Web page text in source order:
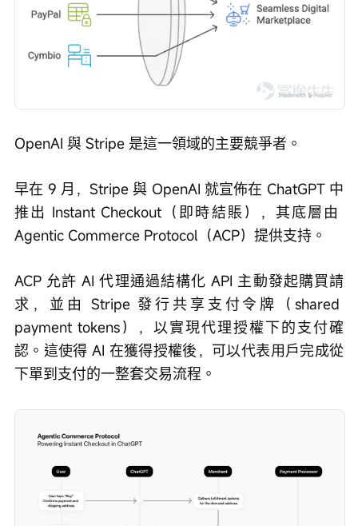
OpenAI 與 Stripe 是這一領域的主要競爭者。
早在 9 月，Stripe 與 OpenAI 就宣佈在 ChatGPT 中
推出 Instant Checkout（即時結賬），其底層由
Agentic Commerce Protocol（ACP）提供支持。
ACP 允許 AI 代理通過結構化 API 主動發起購買請
求，並由 Stripe 發行共享支付令牌（shared
payment tokens），以實現代理授權下的支付確
認。這使得 AI 在獲得授權後，可以代表用戶完成從
下單到支付的一整套交易流程。